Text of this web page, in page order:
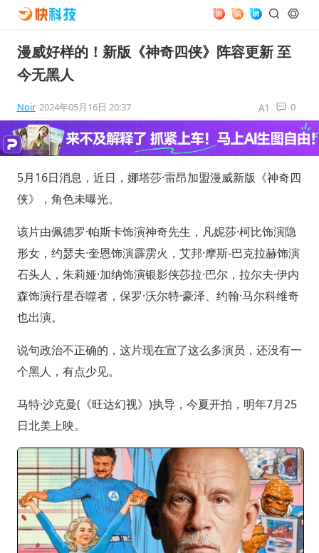
漫威好样的！新版《神奇四侠》阵容更新 至
今无黑人
Noir 2024年05月16日 20:37 0
5月16日消息，近日，娜塔莎·雷昂加盟漫威新版《神奇四
侠》，角色未曝光。
该片由佩德罗·帕斯卡饰演神奇先生，凡妮莎·柯比饰演隐
形女，约瑟夫·奎恩饰演霹雳火，艾邦·摩斯-巴克拉赫饰演
石头人，朱莉娅·加纳饰演银影侠莎拉·巴尔，拉尔夫·伊内
森饰演行星吞噬者，保罗·沃尔特·豪泽、约翰·马尔科维奇
也出演。
说句政治不正确的，这片现在宣了这么多演员，还没有一
个黑人，有点少见。
马特·沙克曼(《旺达幻视》)执导，今夏开拍，明年7月25
日北美上映。